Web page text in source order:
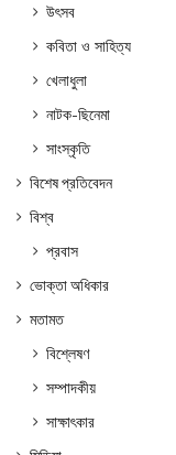
উৎসব
কবিতা ও সাহিত্য
খেলাধুলা
নাটক-ছিনেমা
সাংস্কৃতি
বিশেষ প্রতিবেদন
বিশ্ব
প্রবাস
ভোক্তা অধিকার
মতামত
বিশ্লেষণ
সম্পাদকীয়
সাক্ষাৎকার